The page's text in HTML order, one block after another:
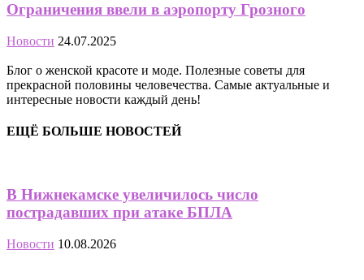
Ограничения ввели в аэропорту Грозного
Новости 24.07.2025
Блог о женской красоте и моде. Полезные советы для
прекрасной половины человечества. Самые актуальные и
интересные новости каждый день!
ЕЩЁ БОЛЬШЕ НОВОСТЕЙ
В Нижнекамске увеличилось число
пострадавших при атаке БПЛА
Новости 10.08.2026